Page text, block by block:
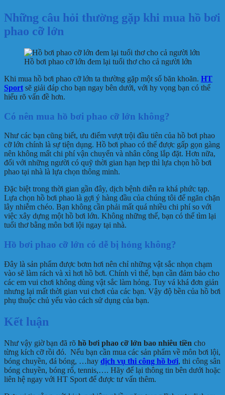
Những câu hỏi thường gặp khi mua hồ bơi
phao cỡ lớn
Hồ bơi phao cỡ lớn đem lại tuổi thơ cho cả người lớn
Khi mua hồ bơi phao cỡ lớn ta thường gặp một số băn khoăn. HT
Sport sẽ giải đáp cho bạn ngay bên dưới, với hy vọng bạn có thể
hiểu rõ vấn đề hơn.
Có nên mua hồ bơi phao cỡ lớn không?
Như các bạn cũng biết, ưu điểm vượt trội đầu tiên của hồ bơi phao
cỡ lớn chính là sự tiện dụng. Hồ bơi phao có thể được gấp gọn gàng
nên không mất chi phí vận chuyển và nhân công lắp đặt. Hơn nữa,
đối với những người có quỹ thời gian hạn hẹp thì lựa chọn hồ bơi
phao tại nhà là lựa chọn thông minh.
Đặc biệt trong thời gian gần đây, dịch bệnh diễn ra khá phức tạp.
Lựa chọn hồ bơi phao là gợi ý hàng đầu của chúng tôi để ngăn chặn
lây nhiễm chéo. Bạn không cần phải mất quá nhiều chi phí so với
việc xây dựng một hồ bơi lớn. Không những thế, bạn có thể tìm lại
tuổi thơ bằng môn bơi lội ngay tại nhà.
Hồ bơi phao cỡ lớn có dễ bị hỏng không?
Đây là sản phẩm được bơm hơi nên chỉ những vật sắc nhọn chạm
vào sẽ làm rách và xì hơi hồ bơi. Chính vì thế, bạn cần đảm bảo cho
các em vui chơi không dùng vật sắc làm hỏng. Tuy vá khá đơn giản
nhưng lại mất thời gian vui chơi của các bạn. Vậy độ bền của hồ bơi
phụ thuộc chủ yếu vào cách sử dụng của bạn.
Kết luận
Như vậy giờ bạn đã rõ hồ bơi phao cỡ lớn bao nhiêu tiền cho
từng kích cỡ rồi đó. Nếu bạn cần mua các sản phẩm về môn bơi lội,
bóng chuyền, đá bóng, …hay dịch vụ thi công hồ bơi, thi công sân
bóng chuyền, bóng rổ, tennis,…. Hãy để lại thông tin bên dưới hoặc
liên hệ ngay với HT Sport để được tư vấn thêm.